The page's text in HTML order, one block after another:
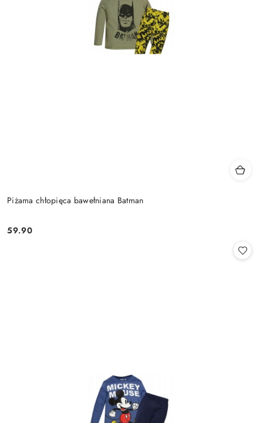
Piżama chłopięca bawełniana Batman
Cena:
59.90